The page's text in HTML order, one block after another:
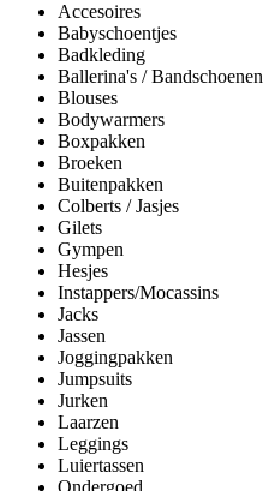
Accesoires
Babyschoentjes
Badkleding
Ballerina's / Bandschoenen
Blouses
Bodywarmers
Boxpakken
Broeken
Buitenpakken
Colberts / Jasjes
Gilets
Gympen
Hesjes
Instappers/Mocassins
Jacks
Jassen
Joggingpakken
Jumpsuits
Jurken
Laarzen
Leggings
Luiertassen